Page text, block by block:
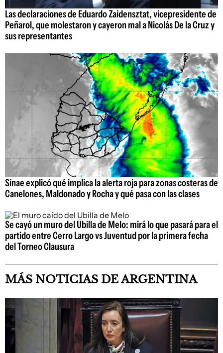
Las declaraciones de Eduardo Zaidensztat, vicepresidente de
Peñarol, que molestaron y cayeron mal a Nicolás De la Cruz y
sus representantes
Sinae explicó qué implica la alerta roja para zonas costeras de
Canelones, Maldonado y Rocha y qué pasa con las clases
Se cayó un muro del Ubilla de Melo: mirá lo que pasará para el
partido entre Cerro Largo vs Juventud por la primera fecha
del Torneo Clausura
MÁS NOTICIAS DE ARGENTINA